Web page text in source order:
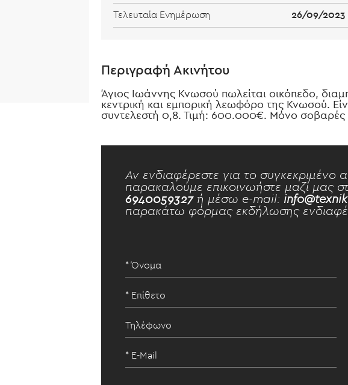
Τελευταία Ενημέρωση 26/09/2023
Περιγραφή Ακινήτου
Άγιος Ιωάννης Κνωσού πωλείται οικόπεδο,
κεντρική και εμπορική λεωφόρο της Κνωσού.
συντελεστή 0,8. Τιμή: 600.000€. Μόνο σοβαρές
Αν ενδιαφέρεστε για το συγκεκριμένο
παρακαλούμε επικοινωήστε μαζί μας
6940059327ή μέσω e-mail:
παρακάτω φόρμας εκδήλωσης